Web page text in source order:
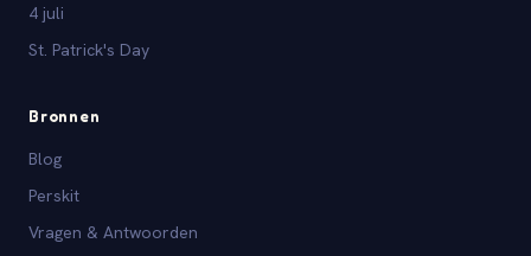
4 juli
St. Patrick's Day
Bronnen
Blog
Perskit
Vragen & Antwoorden